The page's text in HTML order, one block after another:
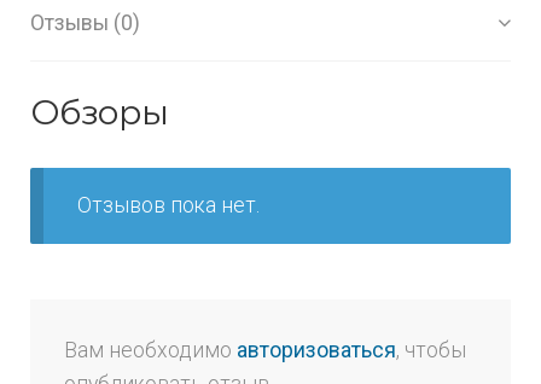
Отзывы (0)
Обзоры
Отзывов пока нет.
Вам необходимо авторизоваться, чтобы